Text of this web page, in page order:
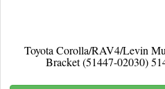
Toyota Corolla/RAV4/Levin
Bracket (51447-02030)